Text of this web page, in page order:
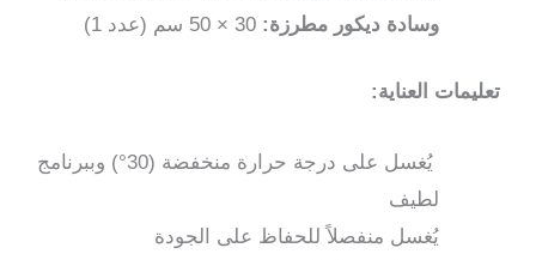
وسادة ديكور مطرزة:
تعليمات العناية:
يُغسل على درجة حرارة منخفضة (30°) وببرنامج
لطيف
يُغسل منفصلاً للحفاظ على الجودة